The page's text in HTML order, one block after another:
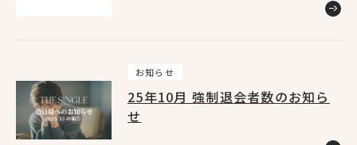
池袋東口店
お知らせ
25年10月 強制退会者数のお知ら
せ